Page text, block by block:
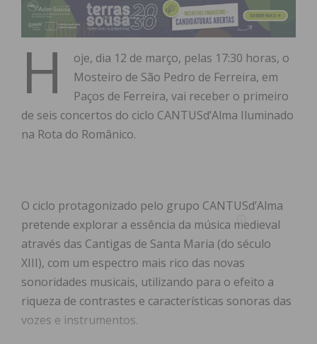
H
oje, dia 12 de março, pelas 17:30 horas, o
Mosteiro de São Pedro de Ferreira, em
Paços de Ferreira, vai receber o primeiro
de seis concertos do ciclo CANTUSd’Alma Iluminado
na Rota do Românico.
O ciclo protagonizado pelo grupo CANTUSd’Alma
pretende explorar a essência da música medieval
através das Cantigas de Santa Maria (do século
XIII), com um espectro mais rico das novas
sonoridades musicais, utilizando para o efeito a
riqueza de contrastes e características sonoras das
vozes e instrumentos.